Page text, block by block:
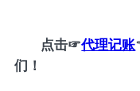
点击☞代理记账
们！